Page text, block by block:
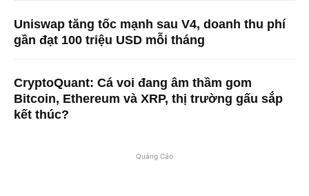
Uniswap tăng tốc mạnh sau V4, doanh thu phí
gần đạt 100 triệu USD mỗi tháng
CryptoQuant: Cá voi đang âm thầm gom
Bitcoin, Ethereum và XRP, thị trường gấu sắp
kết thúc?
Quảng Cáo